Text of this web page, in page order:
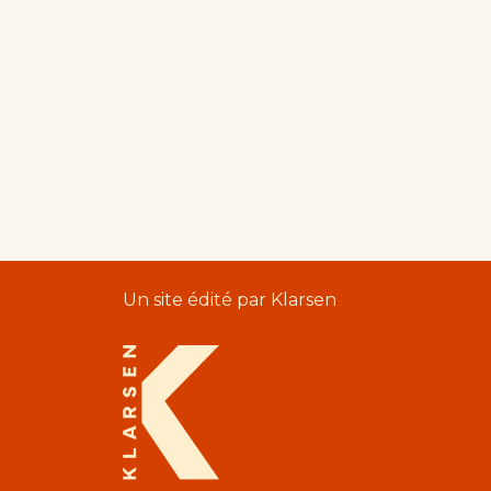
Un site édité par Klarsen